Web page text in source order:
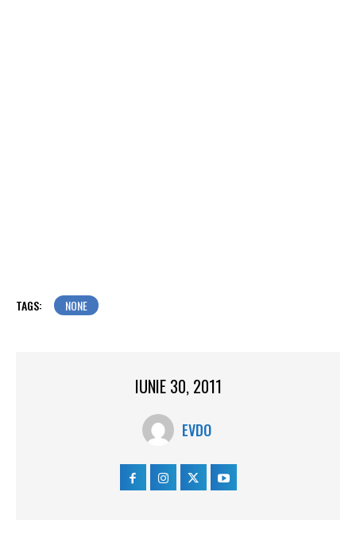
TAGS: NONE
IUNIE 30, 2011
EVDO